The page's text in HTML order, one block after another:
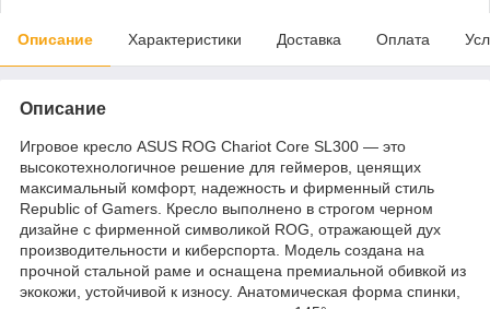
Описание Характеристики Доставка Оплата
Описание
Игровое кресло ASUS ROG Chariot Core SL300 — это
высокотехнологичное решение для геймеров, ценящих
максимальный комфорт, надежность и фирменный стиль
Republic of Gamers. Кресло выполнено в строгом черном
дизайне с фирменной символикой ROG, отражающей дух
производительности и киберспорта. Модель создана на
прочной стальной раме и оснащена премиальной обивкой из
экокожи, устойчивой к износу. Анатомическая форма спинки,